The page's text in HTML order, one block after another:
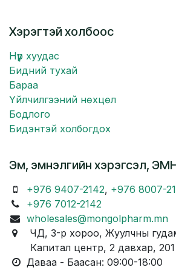
Хэрэгтэй холбоос
Нүүр хуудас
Бидний тухай
Бараа
Үйлчилгээний нөхцөл
Бодлого
Бидэнтэй холбогдох
Эм, эмнэлгийн хэрэгсэл,
+976 9407-2142, +976 8007-
+976 7012-2142
wholesales@mongolpharm.mn
ЧД, 3-р хороо, Жуулчны
Капитал центр, 2 давхар, 201
Даваа - Баасан: 09:00-18:00